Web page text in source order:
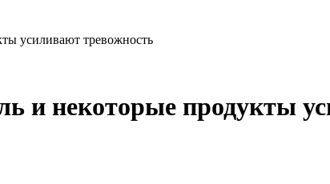
усиливают тревожность
и некоторые продукты